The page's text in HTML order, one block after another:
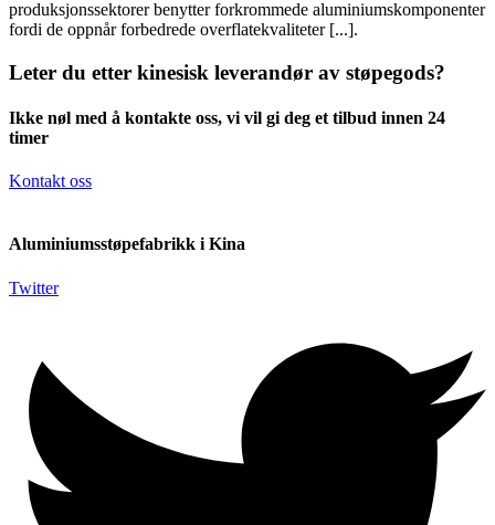
produksjonssektorer benytter forkrommede aluminiumskomponenter
fordi de oppnår forbedrede overflatekvaliteter [...].
Leter du etter kinesisk leverandør av støpegods?
Ikke nøl med å kontakte oss, vi vil gi deg et tilbud innen 24
timer
Kontakt oss
Aluminiumsstøpefabrikk i Kina
Twitter